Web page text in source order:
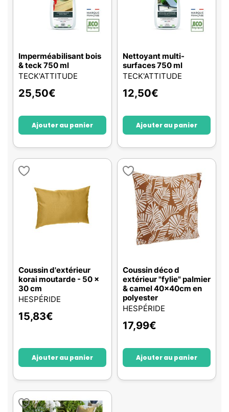
Imperméabilisant bois
& teck 750 ml
TECK'ATTITUDE
25,50€
Ajouter au panier
Nettoyant multi-
surfaces 750 ml
TECK'ATTITUDE
12,50€
Ajouter au panier
Coussin d'extérieur
korai moutarde - 50 x
30 cm
HESPÉRIDE
15,83€
Ajouter au panier
Coussin déco d
extérieur "fylie" palmier
& camel 40x40cm en
polyester
HESPÉRIDE
17,99€
Ajouter au panier